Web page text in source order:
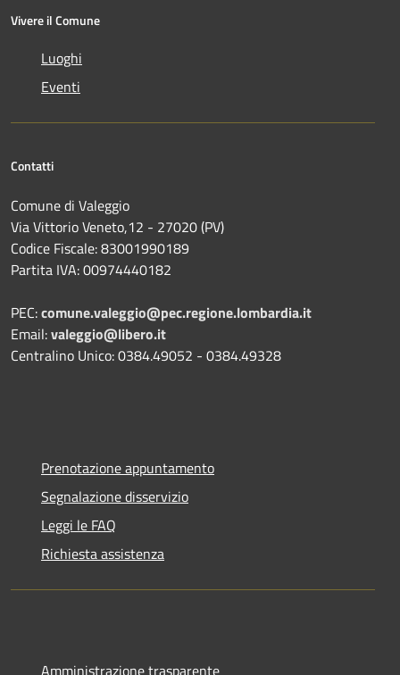
Vivere il Comune
Luoghi
Eventi
Contatti
Comune di Valeggio
Via Vittorio Veneto,12 - 27020 (PV)
Codice Fiscale: 83001990189
Partita IVA: 00974440182
PEC:comune.valeggio@pec.regione.lombardia.it
Email:valeggio@libero.it
Centralino Unico: 0384.49052 - 0384.49328
Prenotazione appuntamento
Segnalazione disservizio
Leggi le FAQ
Richiesta assistenza
Amministrazione trasparente